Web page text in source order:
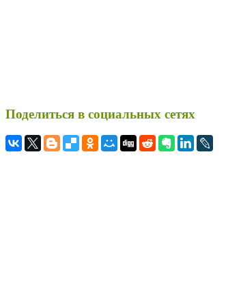
Поделиться в социальных сетях